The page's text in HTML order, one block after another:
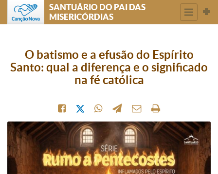
SANTUÁRIO DO PAI DAS
MISERICÓRDIAS
O batismo e a efusão do Espírito
Santo: qual a diferença e o significado
na fé católica